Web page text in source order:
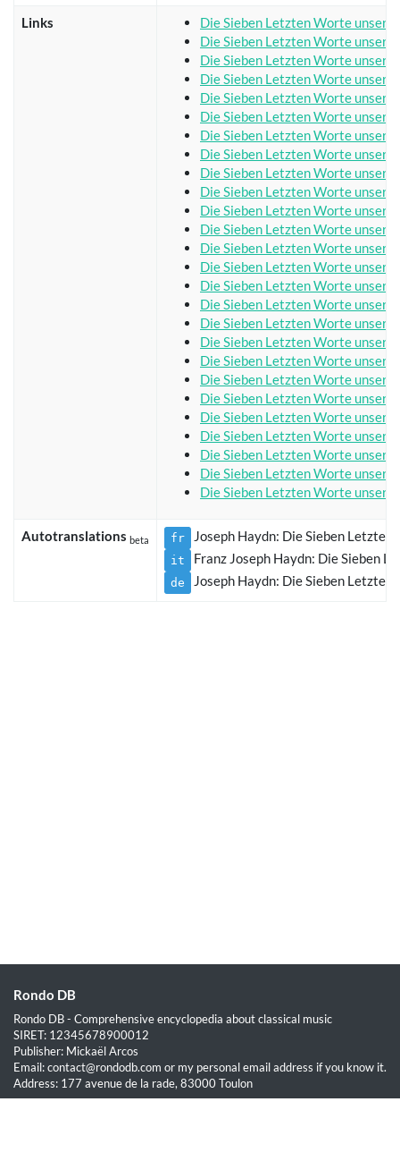
Links
Die Sieben Letzten Worte
Die Sieben Letzten Worte
Die Sieben Letzten Worte
Die Sieben Letzten Worte
Die Sieben Letzten Worte
Die Sieben Letzten Worte
Die Sieben Letzten Worte
Die Sieben Letzten Worte
Die Sieben Letzten Worte
Die Sieben Letzten Worte
Die Sieben Letzten Worte
Die Sieben Letzten Worte
Die Sieben Letzten Worte
Die Sieben Letzten Worte
Die Sieben Letzten Worte
Die Sieben Letzten Worte
Die Sieben Letzten Worte
Die Sieben Letzten Worte
Die Sieben Letzten Worte
Die Sieben Letzten Worte
Die Sieben Letzten Worte
Die Sieben Letzten Worte
Die Sieben Letzten Worte
Die Sieben Letzten Worte
Die Sieben Letzten Worte
Die Sieben Letzten Worte
Autotranslations beta fr Joseph Haydn: Die Sieben
it Franz Joseph Haydn: Die Sieben
de Joseph Haydn: Die Sieben
Rondo DB
Rondo DB - Comprehensive encyclopedia about classical music
SIRET: 12345678900012
Publisher: Mickaël Arcos
Email: contact@rondodb.com or my personal email address if you know it.
Address: 177 avenue de la rade, 83000 Toulon